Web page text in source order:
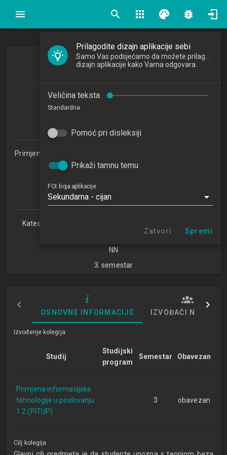
search apps palette bug_report
Baze podataka
Database
2020/2021
Primjena informacijske tehnologije u poslovanju 1.2 (PITUP)
Studijski centar Križevci (PITUP 1.2)
Studijski centar Sisak
Studijski centar Zabok
Katedra za teorijske i primijenjene osnove informacijskih
NN
3. semestar
OSNOVNE INFORMACIJE IZVOĐAČI NASTAVE
Izvođenje kolegija
Studij
Studijski
program
Semestar Obavezan
Primjena informacijske
tehnologije u poslovanju
1.2 (PITUP)
3 obavezan
Cilj kolegija
Prilagodite dizajn aplikacije sebi
dizajn aplikacije kako Vama odgovara.
Veličina teksta
Standardna
Pomoć pri disleksiji
Prikaži tamnu temu
FOI boja aplikacije
Sekundarna - cijan
Zatvori Spremi